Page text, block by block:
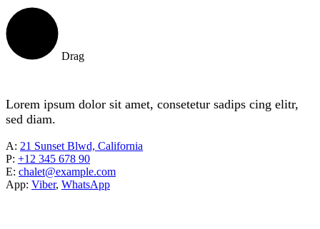
Drag
Lorem ipsum dolor sit amet, consetetur sadips cing elitr,
sed diam.
A: 21 Sunset Blwd, California
P: +12 345 678 90
E: chalet@example.com
App: Viber, WhatsApp